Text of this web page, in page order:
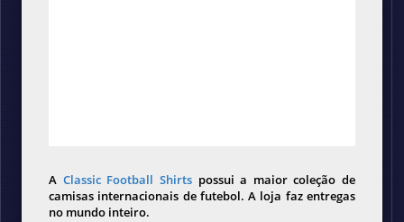
A Classic Football Shirts possui a maior coleção de
camisas internacionais de futebol. A loja faz entregas
no mundo inteiro.